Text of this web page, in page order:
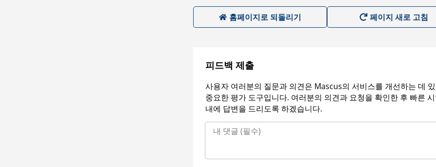
홈페이지로 되돌리기 페이지 새로 고침
피드백 제출
사용자 여러분의 질문과 의견은 Mascus의 서비스를 개선하는 데
중요한 평가 도구입니다. 여러분의 의견과 요청을 확인한 후 빠른
내에 답변을 드리도록 하겠습니다.